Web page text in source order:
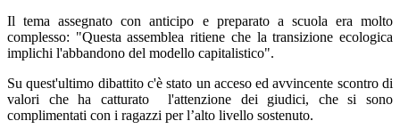
Il tema assegnato con anticipo e preparato a scuola era molto
complesso: "Questa assemblea ritiene che la transizione ecologica
implichi l'abbandono del modello capitalistico".
Su quest'ultimo dibattito c'è stato un acceso ed avvincente scontro di
valori che ha catturato l'attenzione dei giudici, che si sono
complimentati con i ragazzi per l’alto livello sostenuto.